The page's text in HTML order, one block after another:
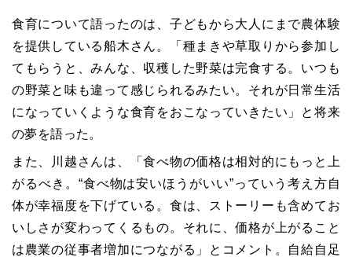
食育について語ったのは、子どもから大人にまで農体験
を提供している船木さん。「種まきや草取りから参加し
てもらうと、みんな、収穫した野菜は完食する。いつも
の野菜と味も違って感じられるみたい。それが日常生活
になっていくような食育をおこなっていきたい」と将来
の夢を語った。
また、川越さんは、「食べ物の価格は相対的にもっと上
がるべき。“食べ物は安いほうがいい”っていう考え方自
体が幸福度を下げている。食は、ストーリーも含めてお
いしさが変わってくるもの。それに、価格が上がること
は農業の従事者増加につながる」とコメント。自給自足